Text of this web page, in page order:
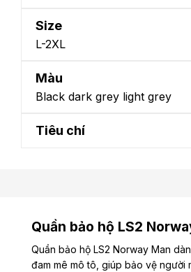
Size
L-2XL
Màu
Black dark grey light grey
Tiêu chí
Quần bảo hộ LS2
Quần bảo hộ LS2 Norway Man
đam mê mô tô, giúp bảo vệ người